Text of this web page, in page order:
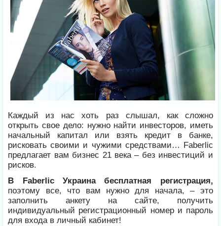
Каждый из нас хоть раз слышал, как сложно
открыть свое дело: нужно найти инвесторов, иметь
начальный капитал или взять кредит в банке,
рисковать своими и чужими средствами… Faberlic
предлагает вам бизнес 21 века – без инвестиций и
рисков.
В Faberlic Украина бесплатная регистрация,
поэтому все, что вам нужно для начала, – это
заполнить анкету на сайте, получить
индивидуальный регистрационный номер и пароль
для входа в личный кабинет!